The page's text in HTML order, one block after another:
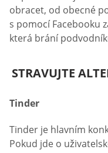
obracet, od obecné
s pomocí Facebooku
která brání
STRAVUJTE
Tinder
Tinder je hlavním
Pokud jde o